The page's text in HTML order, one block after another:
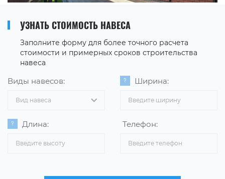
УЗНАТЬ СТОИМОСТЬ НАВЕСА
Заполните форму для более точного расчета
стоимости и примерных сроков строительства
навеса
Виды навесов:
Вид навеса
Ширина:
Длина: Телефон: